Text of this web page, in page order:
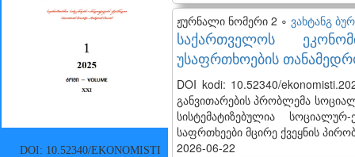
DOI: 10.52340/EKONOMISTI
ჟურნალი ნომერი 2 ∘ ვახტანგ
საქართველოს
უსაფრთხოების
DOI kodi: 10.52340/
განვითარების პრობლემა
სისტემატიზებულია
საფრთხეები მცირე ქვეყნის
2026-06-22